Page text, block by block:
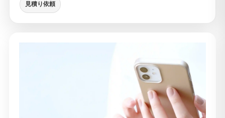
見積り依頼